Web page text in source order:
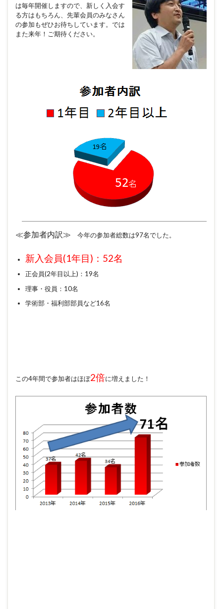
は毎年開催しますので、新しく入会す
る方はもちろん、先輩会員のみなさん
の参加もぜひお待ちしています。では
また来年！ご期待ください。
≪参加者内訳≫ 今年の参加者総数は97名でした。
新入会員(1年目)：52名
正会員(2年目以上)：19名
理事・役員：10名
学術部・福利部部員など16名
この4年間で参加者はほぼ2倍に増えました！